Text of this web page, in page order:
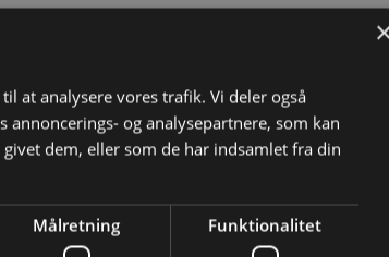
at analysere vores trafik. Vi deler også
og analysepartnere, som kan
dem, eller som de har indsamlet fra din
Målretning Funktionalitet